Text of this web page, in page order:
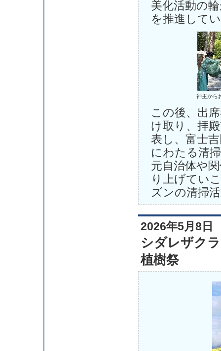
美化活動の
を推進して
神主から
この後、出
け取り、拝
表し、富士
にわたる清
元自治体や
り上げてい
ズンの清掃
2026年5月8日
シダレザク
植樹祭